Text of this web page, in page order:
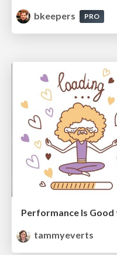
bkeepers
PRO
tammyeverts